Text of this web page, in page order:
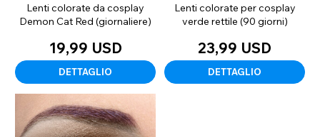
Lenti colorate da cosplay
Demon Cat Red (giornaliere)
19,99 USD
DETTAGLIO
Lenti colorate per cosplay
verde rettile (90 giorni)
23,99 USD
DETTAGLIO